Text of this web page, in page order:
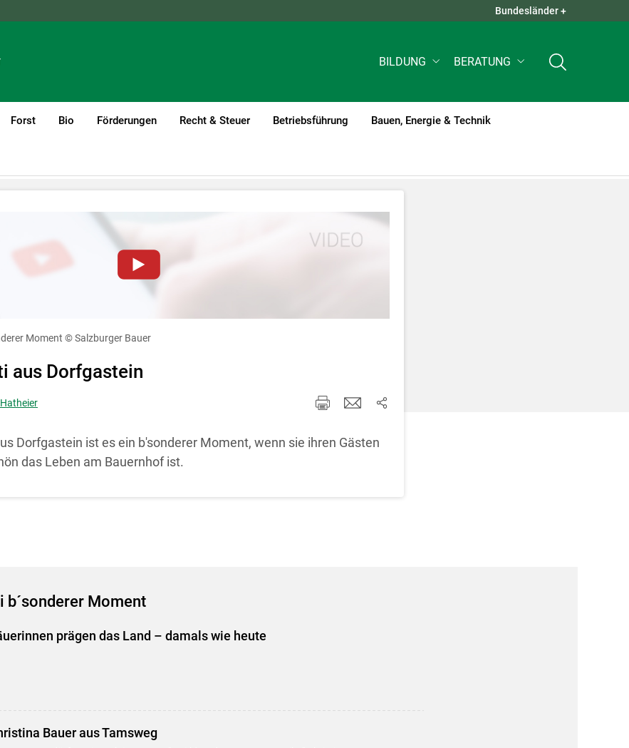
QUICK LINKS +
Bundesländer +
BILDUNG BERATUNG
Forst Bio Förderungen Recht & Steuer Betriebsführung Bauen, Energie & Technik
YouTube-Videos auf dieser Website müssen Cookies gesetzt werden
lesen Sie bitte unsere
Website in den Cookie-Einstellungen jederzeit einsehen und korrigieren
Moment © Salzburger Bauer
aus Dorfgastein
Dorfgastein ist es ein b'sonderer Moment, wenn sie ihren Gästen
das Leben am Bauernhof ist.
b´sonderer Moment
prägen das Land – damals wie heute
Bauer aus Tamsweg